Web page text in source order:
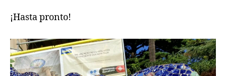
¡Hasta pronto!